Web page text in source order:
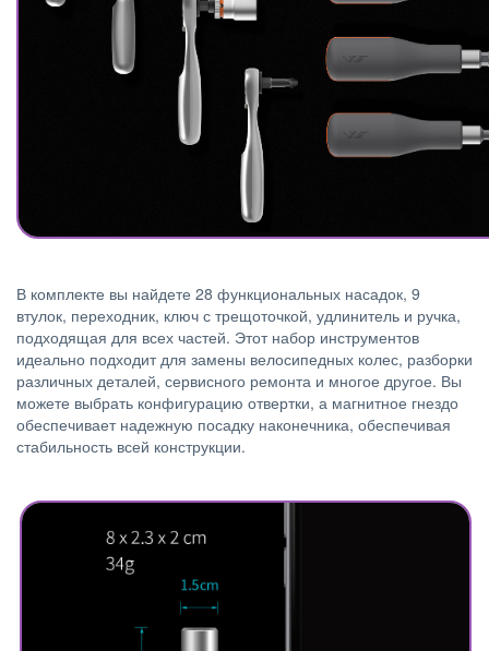
В комплекте вы найдете 28 функциональных насадок, 9
втулок, переходник, ключ с трещоточкой, удлинитель и ручка,
подходящая для всех частей. Этот набор инструментов
идеально подходит для замены велосипедных колес, разборки
различных деталей, сервисного ремонта и многое другое. Вы
можете выбрать конфигурацию отвертки, а магнитное гнездо
обеспечивает надежную посадку наконечника, обеспечивая
стабильность всей конструкции.